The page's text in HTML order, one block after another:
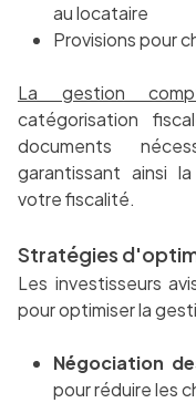
au locataire
Provisions pour
La gestion
catégorisation
documents
garantissant ainsi
votre fiscalité.
Stratégies
Les investisseurs
pour optimiser la
Négociation
pour réduire les